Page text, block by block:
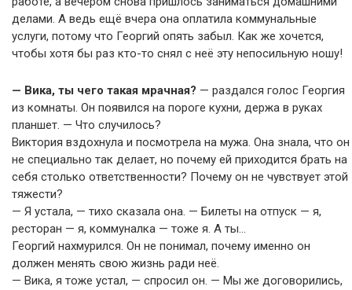
делами. А ведь ещё вчера она оплатила коммунальные
услуги, потому что Георгий опять забыл. Как же хочется,
чтобы хотя бы раз кто-то снял с неё эту непосильную ношу!
— Вика, ты чего такая мрачная? — раздался голос Георгия
из комнаты. Он появился на пороге кухни, держа в руках
планшет. — Что случилось?
Виктория вздохнула и посмотрела на мужа. Она знала, что он
не специально так делает, но почему ей приходится брать на
себя столько ответственности? Почему он не чувствует этой
тяжести?
— Я устала, — тихо сказала она. — Билеты на отпуск — я,
ресторан — я, коммуналка — тоже я. А ты…
Георгий нахмурился. Он не понимал, почему именно он
должен менять свою жизнь ради неё.
— Вика, я тоже устал, — спросил он. — Мы же договорились,